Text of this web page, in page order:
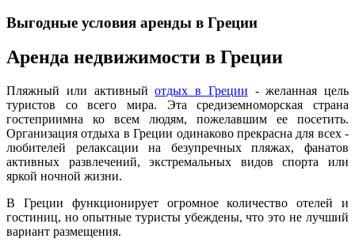
Выгодные условия аренды в Греции
Аренда недвижимости в Греции
Пляжный или активныйотдых в Греции - желанная цель
туристов со всего мира. Эта средиземноморская страна
гостеприимна ко всем людям, пожелавшим ее посетить.
Организация отдыха в Греции одинаково прекрасна для всех -
любителей релаксации на безупречных пляжах, фанатов
активных развлечений, экстремальных видов спорта или
яркой ночной жизни.
В Греции функционирует огромное количество отелей и
гостиниц, но опытные туристы убеждены, что это не лучший
вариант размещения.